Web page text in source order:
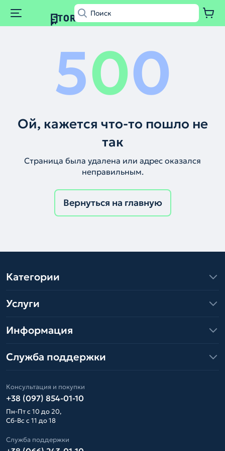
500
Ой, кажется что-то пошло не
так
Страница была удалена или адрес оказался
неправильным.
Вернуться на главную
Категории
Услуги
Информация
Служба поддержки
Консультация и покупки
+38 (097) 854-01-10
Пн-Пт с 10 до 20,
Сб-Вс с 11 до 18
Служба поддержки